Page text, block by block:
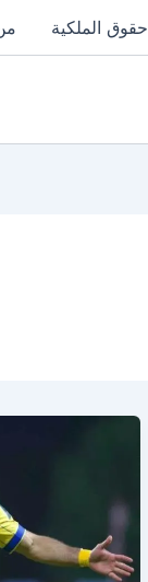
حقوق الملكية